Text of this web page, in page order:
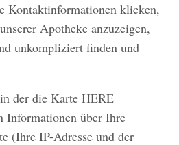
Kontaktinformationen klicken,
Apotheke anzuzeigen,
unkompliziert finden und
der die Karte HERE
Informationen über Ihre
(Ihre IP-Adresse und der